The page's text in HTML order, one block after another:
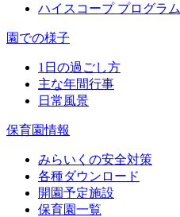
ハイスコープ プログラム
園での様子
1日の過ごし方
主な年間行事
日常風景
保育園情報
みらいくの安全対策
各種ダウンロード
開園予定施設
保育園一覧